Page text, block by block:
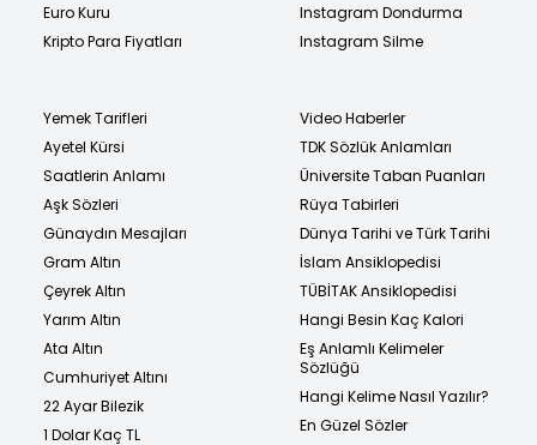
Euro Kuru
Kripto Para Fiyatları
Instagram Dondurma
Instagram Silme
Yemek Tarifleri
Ayetel Kürsi
Saatlerin Anlamı
Aşk Sözleri
Günaydın Mesajları
Gram Altın
Çeyrek Altın
Yarım Altın
Ata Altın
Cumhuriyet Altını
22 Ayar Bilezik
1 Dolar Kaç TL
Video Haberler
TDK Sözlük Anlamları
Üniversite Taban Puanları
Rüya Tabirleri
Dünya Tarihi ve Türk Tarihi
İslam Ansiklopedisi
TÜBİTAK Ansiklopedisi
Hangi Besin Kaç Kalori
Eş Anlamlı Kelimeler
Sözlüğü
Hangi Kelime Nasıl Yazılır?
En Güzel Sözler